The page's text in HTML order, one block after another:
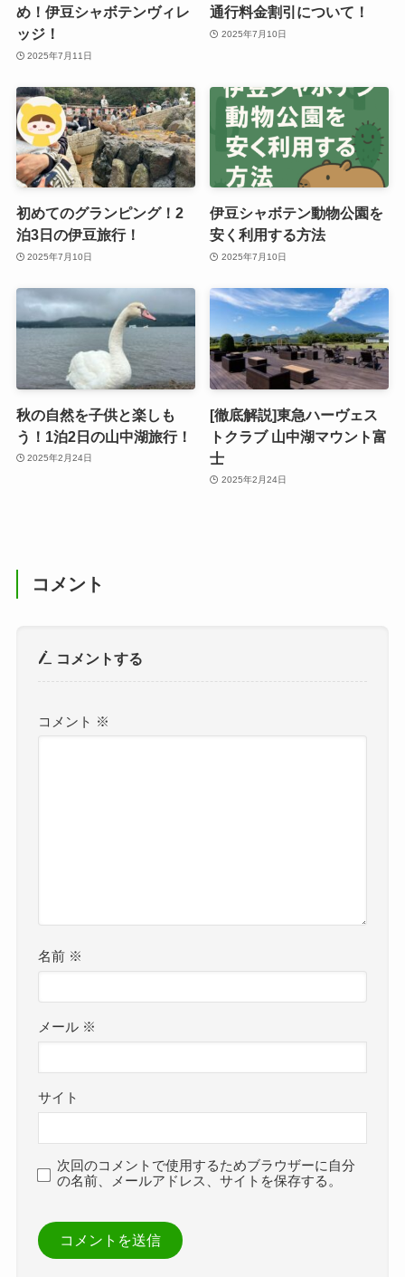
め！伊豆シャボテンヴィレ
ッジ！
2025年7月11日
通行料金割引について！
2025年7月10日
初めてのグランピング！2
泊3日の伊豆旅行！
2025年7月10日
伊豆シャボテン動物公園を
安く利用する方法
2025年7月10日
秋の自然を子供と楽しも
う！1泊2日の山中湖旅行！
2025年2月24日
[徹底解説]東急ハーヴェス
トクラブ 山中湖マウント富
士
2025年2月24日
コメント
コメントする
コメント ※
名前 ※
メール ※
サイト
次回のコメントで使用するためブラウザーに自分
の名前、メールアドレス、サイトを保存する。